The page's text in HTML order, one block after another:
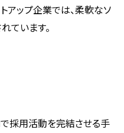
アップ企業では、柔軟なソ
ています。
採用活動を完結させる手